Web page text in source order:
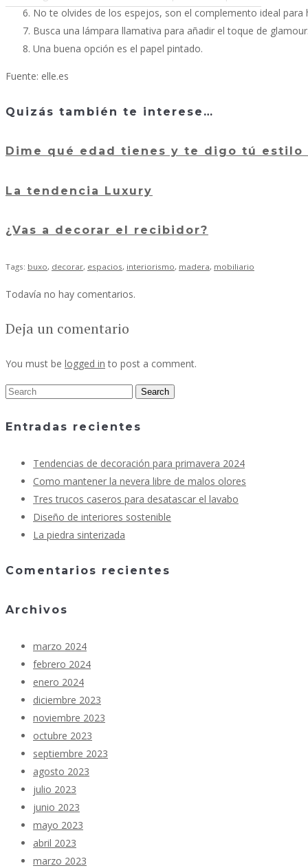
No te olvides de los espejos, son el complemento ideal
Busca una lámpara llamativa para añadir el toque de glamour.
Una buena opción es el papel pintado.
Fuente: elle.es
Quizás también te interese…
Dime qué edad tienes y te digo tú estilo
La tendencia Luxury
¿Vas a decorar el recibidor?
Tags: buxo, decorar, espacios, interiorismo, madera, mobiliario
Todavía no hay comentarios.
Deja un comentario
You must be logged in to post a comment.
Entradas recientes
Tendencias de decoración para primavera 2024
Como mantener la nevera libre de malos olores
Tres trucos caseros para desatascar el lavabo
Diseño de interiores sostenible
La piedra sinterizada
Comentarios recientes
Archivos
marzo 2024
febrero 2024
enero 2024
diciembre 2023
noviembre 2023
octubre 2023
septiembre 2023
agosto 2023
julio 2023
junio 2023
mayo 2023
abril 2023
marzo 2023